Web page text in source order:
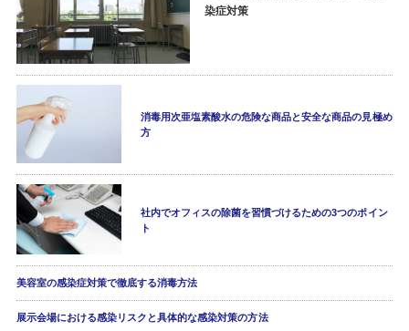
染症対策
消毒用次亜塩素酸水の危険な商品と安全な商品の見極め
方
社内でオフィスの除菌を習慣づけるための3つのポイン
ト
美容室の感染症対策で徹底する消毒方法
展示会場における感染リスクと具体的な感染対策の方法